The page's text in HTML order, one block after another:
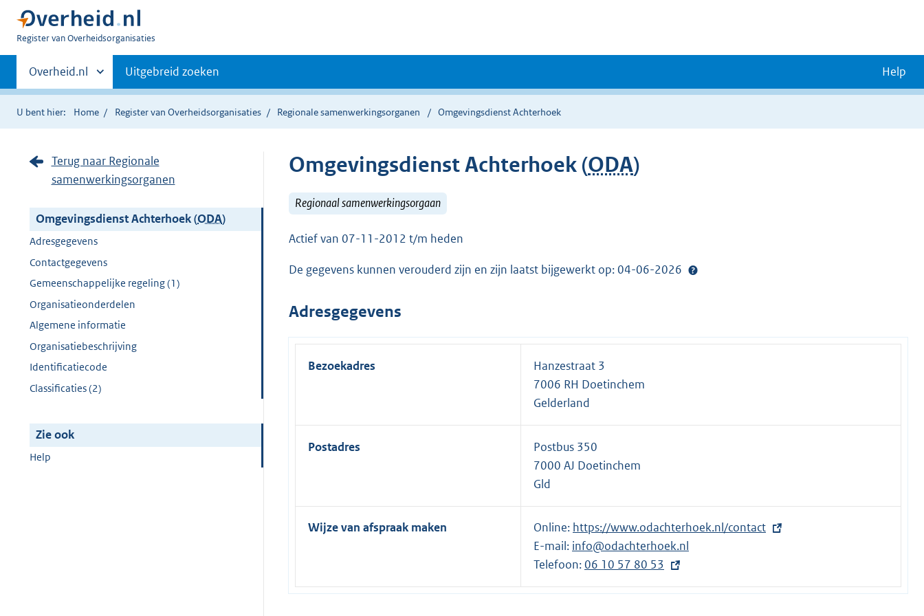
U
Register van Overheidsorganisaties
Primaire
navigatie
Andere
sites
binnen
Overheid.nl Uitgebreid zoeken Help
U bent hier: Home Register van Overheidsorganisaties Regionale samenwerkingsorganen Omgevingsdienst Achterhoek
Terug naar Regionale
samenwerkingsorganen
Omgevingsdienst Achterhoek (ODA)
Adresgegevens
Contactgegevens
Gemeenschappelijke regeling (1)
Organisatieonderdelen
Algemene informatie
Organisatiebeschrijving
Identificatiecode
Classificaties (2)
Zie ook
Help
Omgevingsdienst Achterhoek (ODA)
Regionaal samenwerkingsorgaan
Actief van 07-11-2012 t/m heden
De gegevens kunnen verouderd zijn en zijn laatst bijgewerkt op: 04-06-2026
Adresgegevens
Bezoekadres
Hanzestraat 3
7006 RH Doetinchem
Gelderland
Postadres
Postbus 350
7000 AJ Doetinchem
Gld
Wijze van afspraak maken Online: E
x
t
e
https://www.odachterhoek.nl/contact
E-mail: info@odachterhoek.nl
Telefoon:E
x
06 10 57 80 53